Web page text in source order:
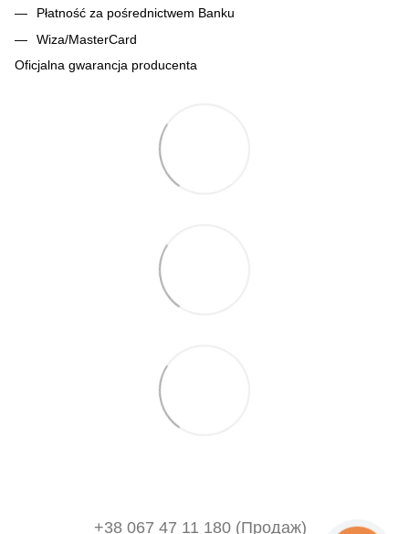
Płatność za pośrednictwem Banku
Wiza/MasterCard
Oficjalna gwarancja producenta
+38 067 47 11 180 (Продаж)